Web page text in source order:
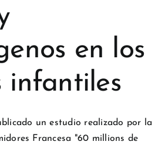
en los
infantiles
un estudio realizado por la
Francesa "60 millions de